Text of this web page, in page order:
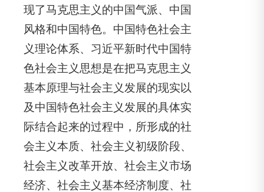
现了马克思主义的中国气派、中国
风格和中国特色。中国特色社会主
义理论体系、习近平新时代中国特
色社会主义思想是在把马克思主义
基本原理与社会主义发展的现实以
及中国特色社会主义发展的具体实
际结合起来的过程中，所形成的社
会主义本质、社会主义初级阶段、
社会主义改革开放、社会主义市场
经济、社会主义基本经济制度、社